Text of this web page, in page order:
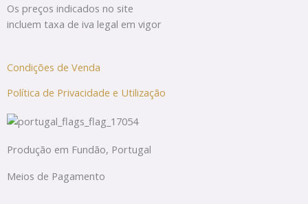
Os preços indicados no site
incluem taxa de iva legal em vigor
Condições de Venda
Política de Privacidade e Utilização
Produção em Fundão, Portugal
Meios de Pagamento